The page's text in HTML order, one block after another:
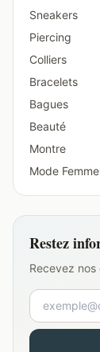
Sneakers
Piercing
Colliers
Bracelets
Bagues
Beauté
Montre
Mode Femme
Restez
Recevez nos